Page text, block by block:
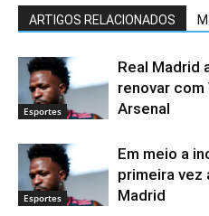
ARTIGOS RELACIONADOS
Esportes
Real Madrid
renovar
Arsenal
Esportes
Em meio a
primeira vez
Madrid